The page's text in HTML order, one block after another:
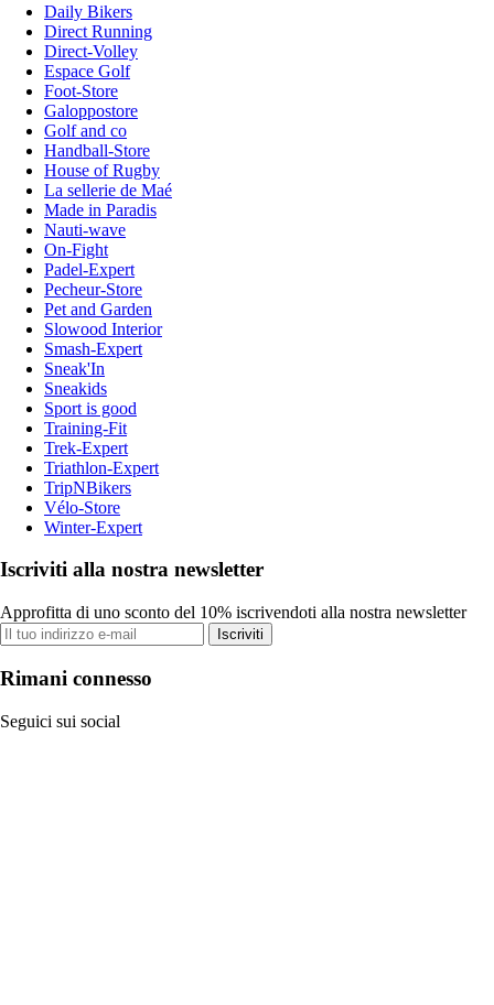
Daily Bikers
Direct Running
Direct-Volley
Espace Golf
Foot-Store
Galoppostore
Golf and co
Handball-Store
House of Rugby
La sellerie de Maé
Made in Paradis
Nauti-wave
On-Fight
Padel-Expert
Pecheur-Store
Pet and Garden
Slowood Interior
Smash-Expert
Sneak'In
Sneakids
Sport is good
Training-Fit
Trek-Expert
Triathlon-Expert
TripNBikers
Vélo-Store
Winter-Expert
Iscriviti alla nostra newsletter
Approfitta di uno sconto del 10% iscrivendoti alla nostra newsletter
Iscriviti
Rimani connesso
Seguici sui social